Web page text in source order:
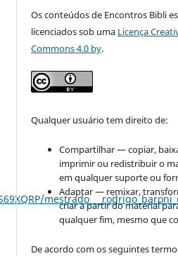
Os conteúdos de Encontros Bibli
licenciados sob uma Licença
Commons 4.0 by.
Qualquer usuário tem direito de:
Compartilhar — copiar,
imprimir ou redistribuir o
em qualquer suporte ou
Adaptar — remixar,
criar a partir do material
qualquer fim, mesmo que
De acordo com os seguintes